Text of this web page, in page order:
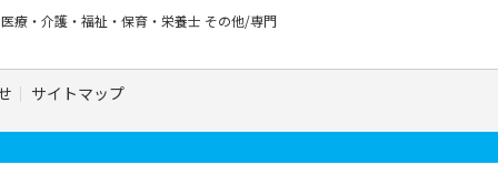
医療・介護・福祉・保育・栄養士 その他/専門
サイトマップ